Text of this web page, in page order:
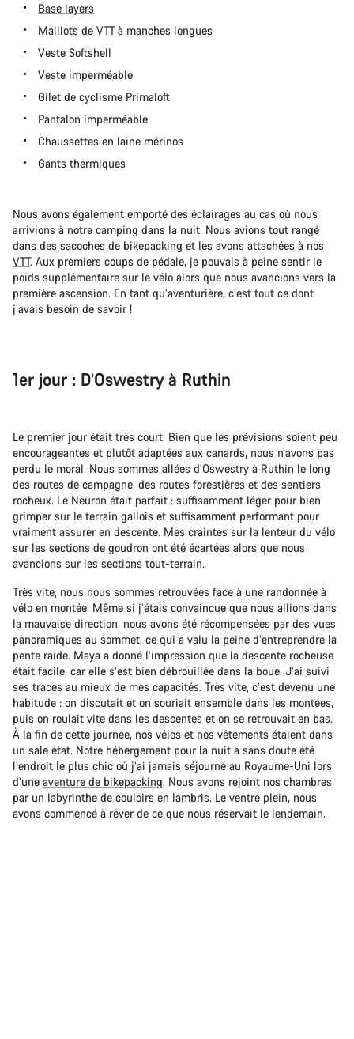
Base layers
Maillots de VTT à manches longues
Veste Softshell
Veste imperméable
Gilet de cyclisme Primaloft
Pantalon imperméable
Chaussettes en laine mérinos
Gants thermiques
Nous avons également emporté des éclairages au cas où nous
arrivions à notre camping dans la nuit. Nous avions tout rangé
dans des sacoches de bikepacking et les avons attachées à nos
VTT. Aux premiers coups de pédale, je pouvais à peine sentir le
poids supplémentaire sur le vélo alors que nous avancions vers la
première ascension. En tant qu’aventurière, c’est tout ce dont
j’avais besoin de savoir !
1er jour : D’Oswestry à Ruthin
Le premier jour était très court. Bien que les prévisions soient peu
encourageantes et plutôt adaptées aux canards, nous n’avons pas
perdu le moral. Nous sommes allées d’Oswestry à Ruthin le long
des routes de campagne, des routes forestières et des sentiers
rocheux. Le Neuron était parfait : suffisamment léger pour bien
grimper sur le terrain gallois et suffisamment performant pour
vraiment assurer en descente. Mes craintes sur la lenteur du vélo
sur les sections de goudron ont été écartées alors que nous
avancions sur les sections tout-terrain.
Très vite, nous nous sommes retrouvées face à une randonnée à
vélo en montée. Même si j’étais convaincue que nous allions dans
la mauvaise direction, nous avons été récompensées par des vues
panoramiques au sommet, ce qui a valu la peine d’entreprendre la
pente raide. Maya a donné l’impression que la descente rocheuse
était facile, car elle s’est bien débrouillée dans la boue. J’ai suivi
ses traces au mieux de mes capacités. Très vite, c’est devenu une
habitude : on discutait et on souriait ensemble dans les montées,
puis on roulait vite dans les descentes et on se retrouvait en bas.
À la fin de cette journée, nos vélos et nos vêtements étaient dans
un sale état. Notre hébergement pour la nuit a sans doute été
l’endroit le plus chic où j’ai jamais séjourné au Royaume-Uni lors
d’une aventure de bikepacking. Nous avons rejoint nos chambres
par un labyrinthe de couloirs en lambris. Le ventre plein, nous
avons commencé à rêver de ce que nous réservait le lendemain.